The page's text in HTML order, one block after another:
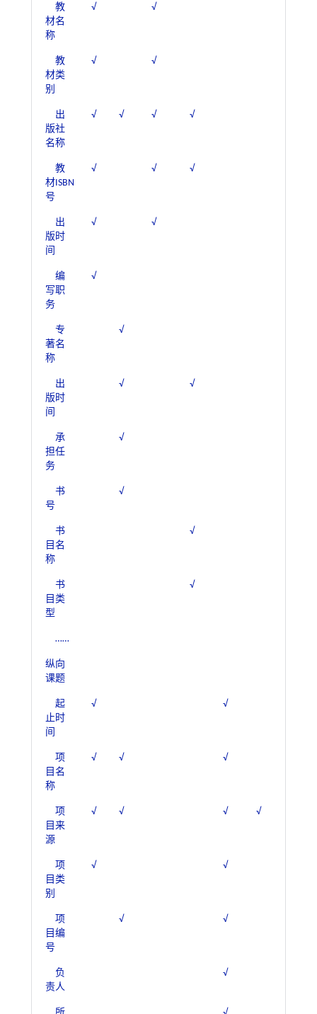
教
材名
称
√ √
教
材类
别
√ √
出
版社
名称
√ √ √ √
教
材ISBN
号
√ √ √
出
版时
间
√ √
编
写职
务
√
专
著名
称
√
出
版时
间
√ √
承
担任
务
√
书
号
√
书
目名
称
√
书
目类
型
√
……
纵向
课题
起
止时
间
√ √
项
目名
称
√ √ √
项
目来
源
√ √ √ √
项
目类
别
√ √
项
目编
号
√ √
负
责人
√